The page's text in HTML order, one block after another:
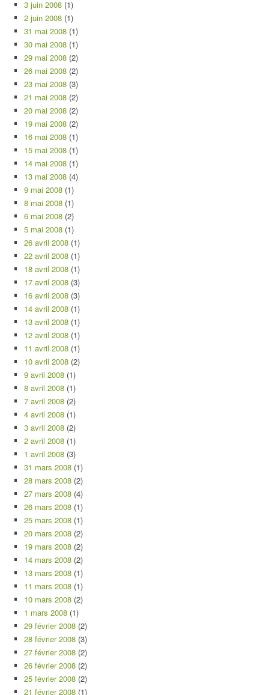
3 juin 2008 (1)
2 juin 2008 (1)
31 mai 2008 (1)
30 mai 2008 (1)
29 mai 2008 (2)
26 mai 2008 (2)
23 mai 2008 (3)
21 mai 2008 (2)
20 mai 2008 (2)
19 mai 2008 (2)
16 mai 2008 (1)
15 mai 2008 (1)
14 mai 2008 (1)
13 mai 2008 (4)
9 mai 2008 (1)
8 mai 2008 (1)
6 mai 2008 (2)
5 mai 2008 (1)
26 avril 2008 (1)
22 avril 2008 (1)
18 avril 2008 (1)
17 avril 2008 (3)
16 avril 2008 (3)
14 avril 2008 (1)
13 avril 2008 (1)
12 avril 2008 (1)
11 avril 2008 (1)
10 avril 2008 (2)
9 avril 2008 (1)
8 avril 2008 (1)
7 avril 2008 (2)
4 avril 2008 (1)
3 avril 2008 (2)
2 avril 2008 (1)
1 avril 2008 (3)
31 mars 2008 (1)
28 mars 2008 (2)
27 mars 2008 (4)
26 mars 2008 (1)
25 mars 2008 (1)
20 mars 2008 (2)
19 mars 2008 (2)
14 mars 2008 (2)
13 mars 2008 (1)
11 mars 2008 (1)
10 mars 2008 (2)
1 mars 2008 (1)
29 février 2008 (2)
28 février 2008 (3)
27 février 2008 (2)
26 février 2008 (2)
25 février 2008 (2)
21 février 2008 (1)